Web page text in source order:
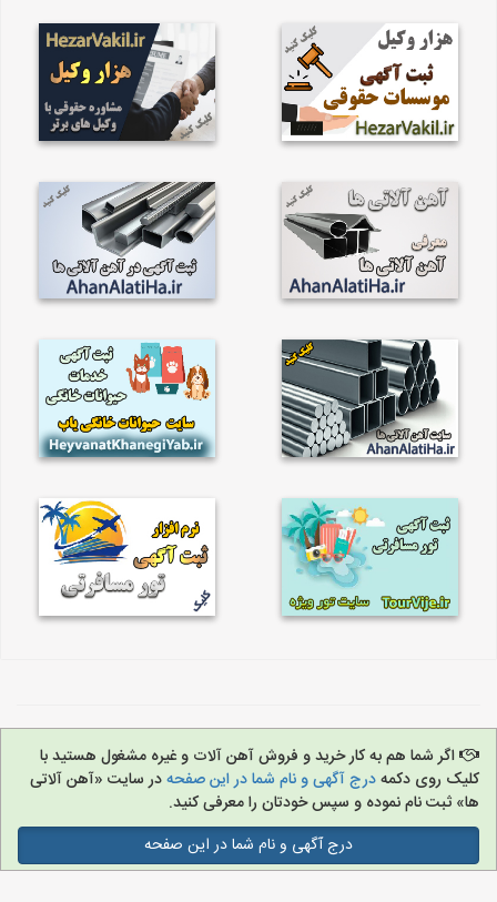
اگر شما هم به کار خرید و فروش آهن آلات و غیره مشغول هستید با
کلیک روی دکمهدرج آگهی و نام شما در این صفحهدر سایت «آهن آلاتی
ها» ثبت نام نموده و سپس خودتان را معرفی کنید.
درج آگهی و نام شما در این صفحه